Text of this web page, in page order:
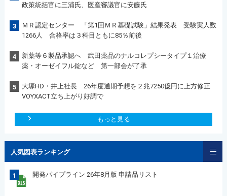
政策統括官に三浦氏、医産審議官に安藤氏
3
ＭＲ認定センター 「第1回ＭＲ基礎試験」結果発表 受験実人数
1266人 合格率は３科目ともに85％前後
4
新薬等６製品承認へ 武田薬品のナルコレプシータイプ１治療
薬・オーゼイフル錠など 第一部会が了承
5
大塚HD・井上社長 26年度通期予想を２兆7250億円に上方修正
VOYXACT立ち上がり好調で
もっと見る
人気図表ランキング
1 開発パイプライン 26年8月版 申請品リスト